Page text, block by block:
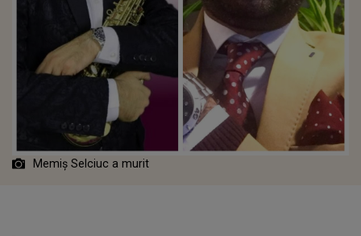
Memiș Selciuc a murit